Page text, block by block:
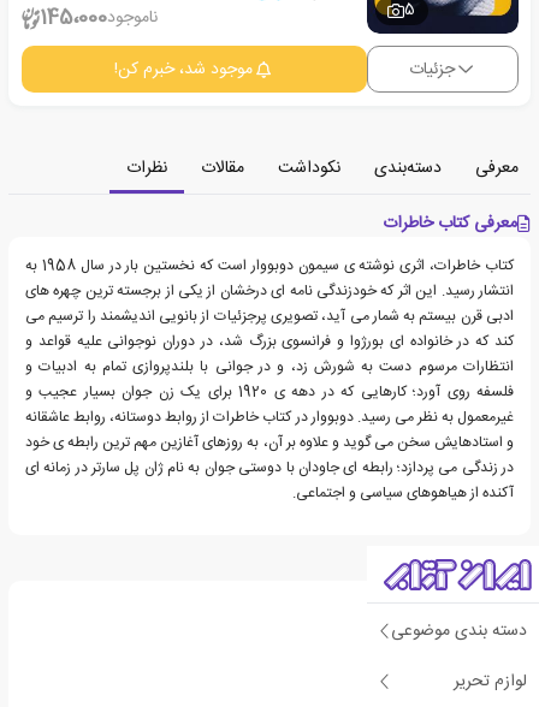
دسته بندی موضوعی
لوازم تحریر
5
ناموجود145،000
جزئیات موجود شد، خبرم کن!
معرفی دسته‌بندی نکوداشت مقالات
نظرات
معرفی کتاب خاطرات
کتاب خاطرات، اثری نوشته ی سیمون دوبووار است که نخستین بار در سال 1958 به
انتشار رسید. این اثر که خودزندگی نامه ای درخشان از یکی از برجسته ترین چهره های
ادبی قرن بیستم به شمار می آید، تصویری پرجزئیات از بانویی اندیشمند را ترسیم می
کند که در خانواده ای بورژوا و فرانسوی بزرگ شد، در دوران نوجوانی علیه قواعد و
انتظارات مرسوم دست به شورش زد، و در جوانی با بلندپروازی تمام به ادبیات و
فلسفه روی آورد؛ کارهایی که در دهه ی 1920 برای یک زن جوان بسیار عجیب و
غیرمعمول به نظر می رسید. دوبووار در کتاب خاطرات از روابط دوستانه، روابط عاشقانه
و استادهایش سخن می گوید و علاوه بر آن، به روزهای آغازین مهم ترین رابطه ی خود
در زندگی می پردازد؛ رابطه ای جاودان با دوستی جوان به نام ژان پل سارتر در زمانه ای
آکنده از هیاهوهای سیاسی و اجتماعی.
درباره سیمون دوبووار